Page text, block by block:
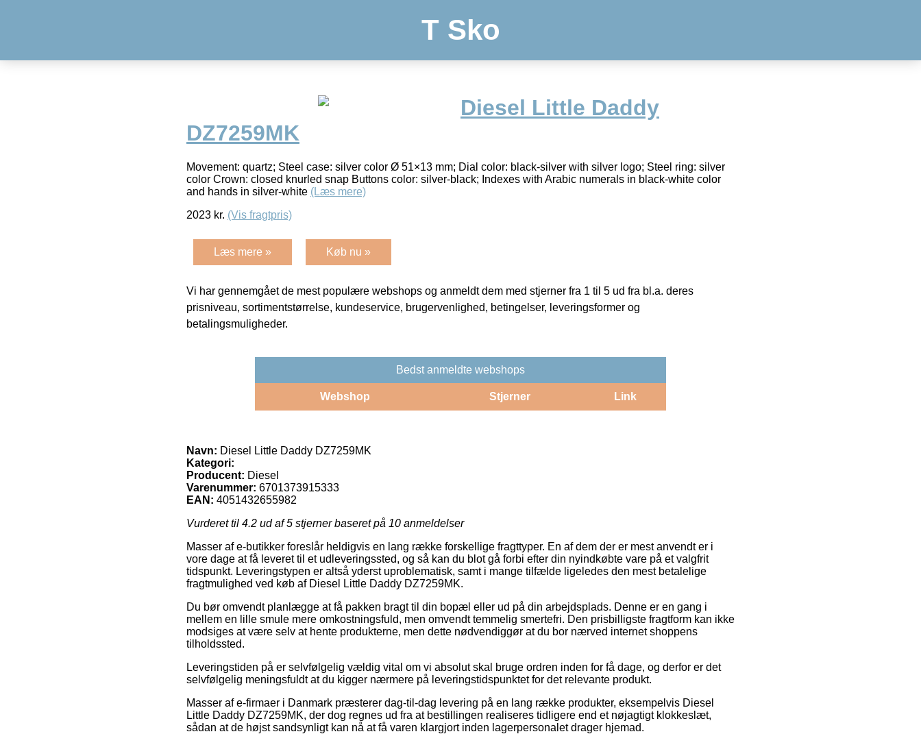
T Sko
Diesel Little Daddy
DZ7259MK
Movement: quartz; Steel case: silver color Ø 51×13 mm; Dial color: black-silver with silver logo; Steel ring: silver
color Crown: closed knurled snap Buttons color: silver-black; Indexes with Arabic numerals in black-white color
and hands in silver-white (Læs mere)
2023 kr. (Vis fragtpris)
Læs mere » Køb nu »
Vi har gennemgået de mest populære webshops og anmeldt dem med stjerner fra 1 til 5 ud fra bl.a. deres
prisniveau, sortimentstørrelse, kundeservice, brugervenlighed, betingelser, leveringsformer og
betalingsmuligheder.
Bedst anmeldte webshops
Webshop Stjerner Link
Navn: Diesel Little Daddy DZ7259MK
Kategori:
Producent: Diesel
Varenummer: 6701373915333
EAN: 4051432655982
Vurderet til 4.2 ud af 5 stjerner baseret på 10 anmeldelser
Masser af e-butikker foreslår heldigvis en lang række forskellige fragttyper. En af dem der er mest anvendt er i
vore dage at få leveret til et udleveringssted, og så kan du blot gå forbi efter din nyindkøbte vare på et valgfrit
tidspunkt. Leveringstypen er altså yderst uproblematisk, samt i mange tilfælde ligeledes den mest betalelige
fragtmulighed ved køb af Diesel Little Daddy DZ7259MK.
Du bør omvendt planlægge at få pakken bragt til din bopæl eller ud på din arbejdsplads. Denne er en gang i
mellem en lille smule mere omkostningsfuld, men omvendt temmelig smertefri. Den prisbilligste fragtform kan ikke
modsiges at være selv at hente produkterne, men dette nødvendiggør at du bor nærved internet shoppens
tilholdssted.
Leveringstiden på er selvfølgelig vældig vital om vi absolut skal bruge ordren inden for få dage, og derfor er det
selvfølgelig meningsfuldt at du kigger nærmere på leveringstidspunktet for det relevante produkt.
Masser af e-firmaer i Danmark præsterer dag-til-dag levering på en lang række produkter, eksempelvis Diesel
Little Daddy DZ7259MK, der dog regnes ud fra at bestillingen realiseres tidligere end et nøjagtigt klokkeslæt,
sådan at de højst sandsynligt kan nå at få varen klargjort inden lagerpersonalet drager hjemad.